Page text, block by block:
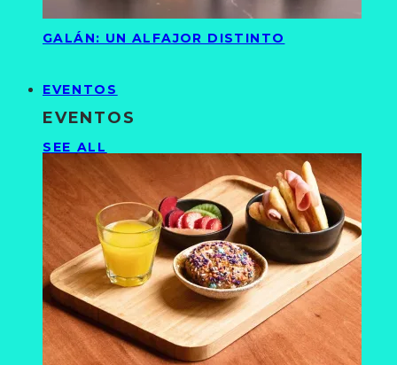
GALÁN: UN ALFAJOR DISTINTO
EVENTOS
EVENTOS
SEE ALL